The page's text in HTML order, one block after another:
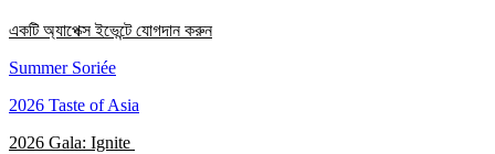
একটি অ্যাপেক্স ইভেন্টে যোগদান করুন
Summer Soriée
2026 Taste of Asia
2026 Gala: Ignite